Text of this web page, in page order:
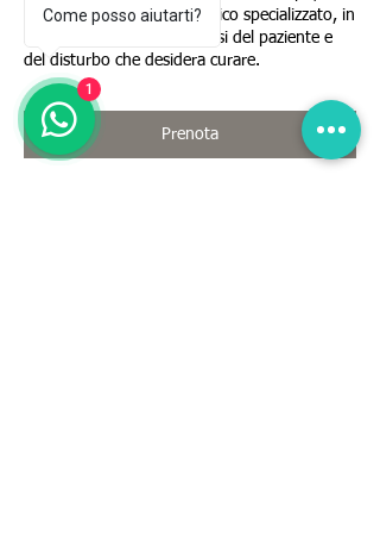
eseguita da personale medico specializzato, in
seguito ad un'attenta analisi del paziente e
del disturbo che desidera curare.
Prenota
Come posso aiutarti?
1